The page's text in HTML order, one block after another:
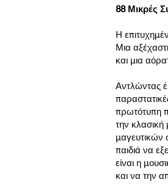
88 Μικρές
Η
Μια
και μια
Αντλώντας
πρωτότυπη
την κλασική
μαγευτικών
παιδιά να
είναι η
και να την